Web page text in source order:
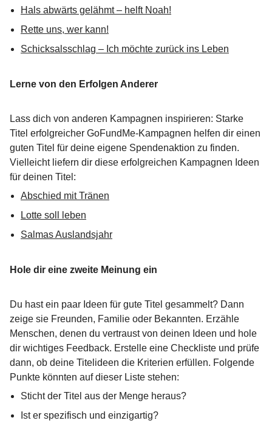
Hals abwärts gelähmt – helft Noah!
Rette uns, wer kann!
Schicksalsschlag – Ich möchte zurück ins Leben
Lerne von den Erfolgen Anderer
Lass dich von anderen Kampagnen inspirieren: Starke
Titel erfolgreicher GoFundMe-Kampagnen helfen dir einen
guten Titel für deine eigene Spendenaktion zu finden.
Vielleicht liefern dir diese erfolgreichen Kampagnen Ideen
für deinen Titel:
Abschied mit Tränen
Lotte soll leben
Salmas Auslandsjahr
Hole dir eine zweite Meinung ein
Du hast ein paar Ideen für gute Titel gesammelt? Dann
zeige sie Freunden, Familie oder Bekannten. Erzähle
Menschen, denen du vertraust von deinen Ideen und hole
dir wichtiges Feedback. Erstelle eine Checkliste und prüfe
dann, ob deine Titelideen die Kriterien erfüllen. Folgende
Punkte könnten auf dieser Liste stehen:
Sticht der Titel aus der Menge heraus?
Ist er spezifisch und einzigartig?